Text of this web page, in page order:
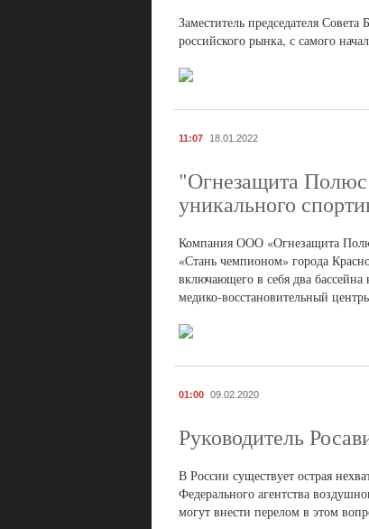
Заместитель председателя
российского рынка, с самого
11:07 18.01.2022
"Огнезащита Полюс
уникального
Компания ООО «Огнезащита
«Стань чемпионом» города
включающего в себя два
медико-восстановительный
01:00 09.02.2020
Руководитель
В России существует острая
Федерального агентства
могут внести перелом в этом